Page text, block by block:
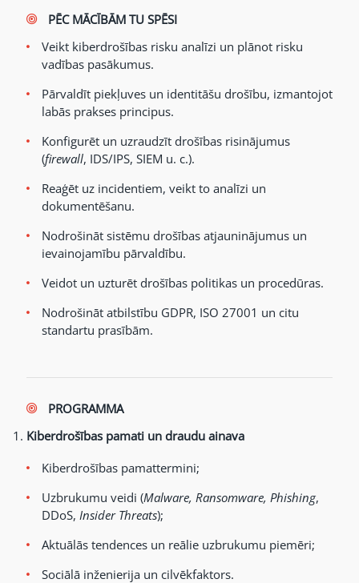
PĒC MĀCĪBĀM TU SPĒSI
Veikt kiberdrošības risku analīzi un plānot risku
vadības pasākumus.
Pārvaldīt piekļuves un identitāšu drošību, izmantojot
labās prakses principus.
Konfigurēt un uzraudzīt drošības risinājumus
(firewall, IDS/IPS, SIEM u. c.).
Reaģēt uz incidentiem, veikt to analīzi un
dokumentēšanu.
Nodrošināt sistēmu drošības atjauninājumus un
ievainojamību pārvaldību.
Veidot un uzturēt drošības politikas un procedūras.
Nodrošināt atbilstību GDPR, ISO 27001 un citu
standartu prasībām.
PROGRAMMA
Kiberdrošības pamati un draudu ainava
Kiberdrošības pamattermini;
Uzbrukumu veidi (Malware, Ransomware, Phishing,
DDoS, Insider Threats);
Aktuālās tendences un reālie uzbrukumu piemēri;
Sociālā inženierija un cilvēkfaktors.